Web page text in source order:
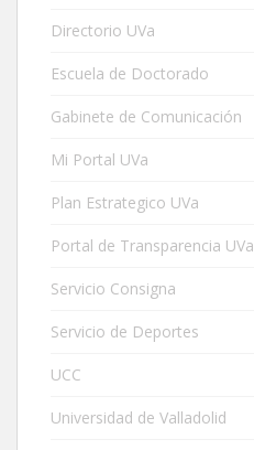
Directorio UVa
Escuela de Doctorado
Gabinete de Comunicación
Mi Portal UVa
Plan Estrategico UVa
Portal de Transparencia UVa
Servicio Consigna
Servicio de Deportes
UCC
Universidad de Valladolid